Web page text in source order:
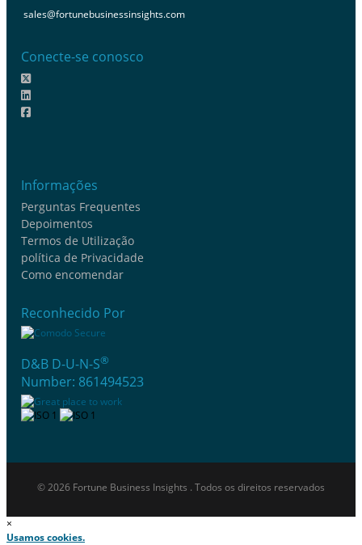
sales@fortunebusinessinsights.com
Conecte-se conosco
Informações
Perguntas Frequentes
Depoimentos
Termos de Utilização
política de Privacidade
Como encomendar
Reconhecido Por
D&B D-U-N-S®
Number: 861494523
© 2026 Fortune Business Insights . Todos os direitos reservados
×
Usamos cookies.